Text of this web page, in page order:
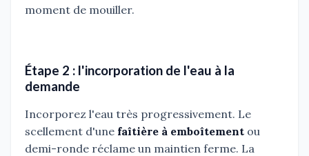
moment de mouiller.
Étape 2 : l'incorporation de l'eau à la
demande
Incorporez l'eau très progressivement. Le
scellement d'une faîtière à emboîtement ou
demi-ronde réclame un maintien ferme. La